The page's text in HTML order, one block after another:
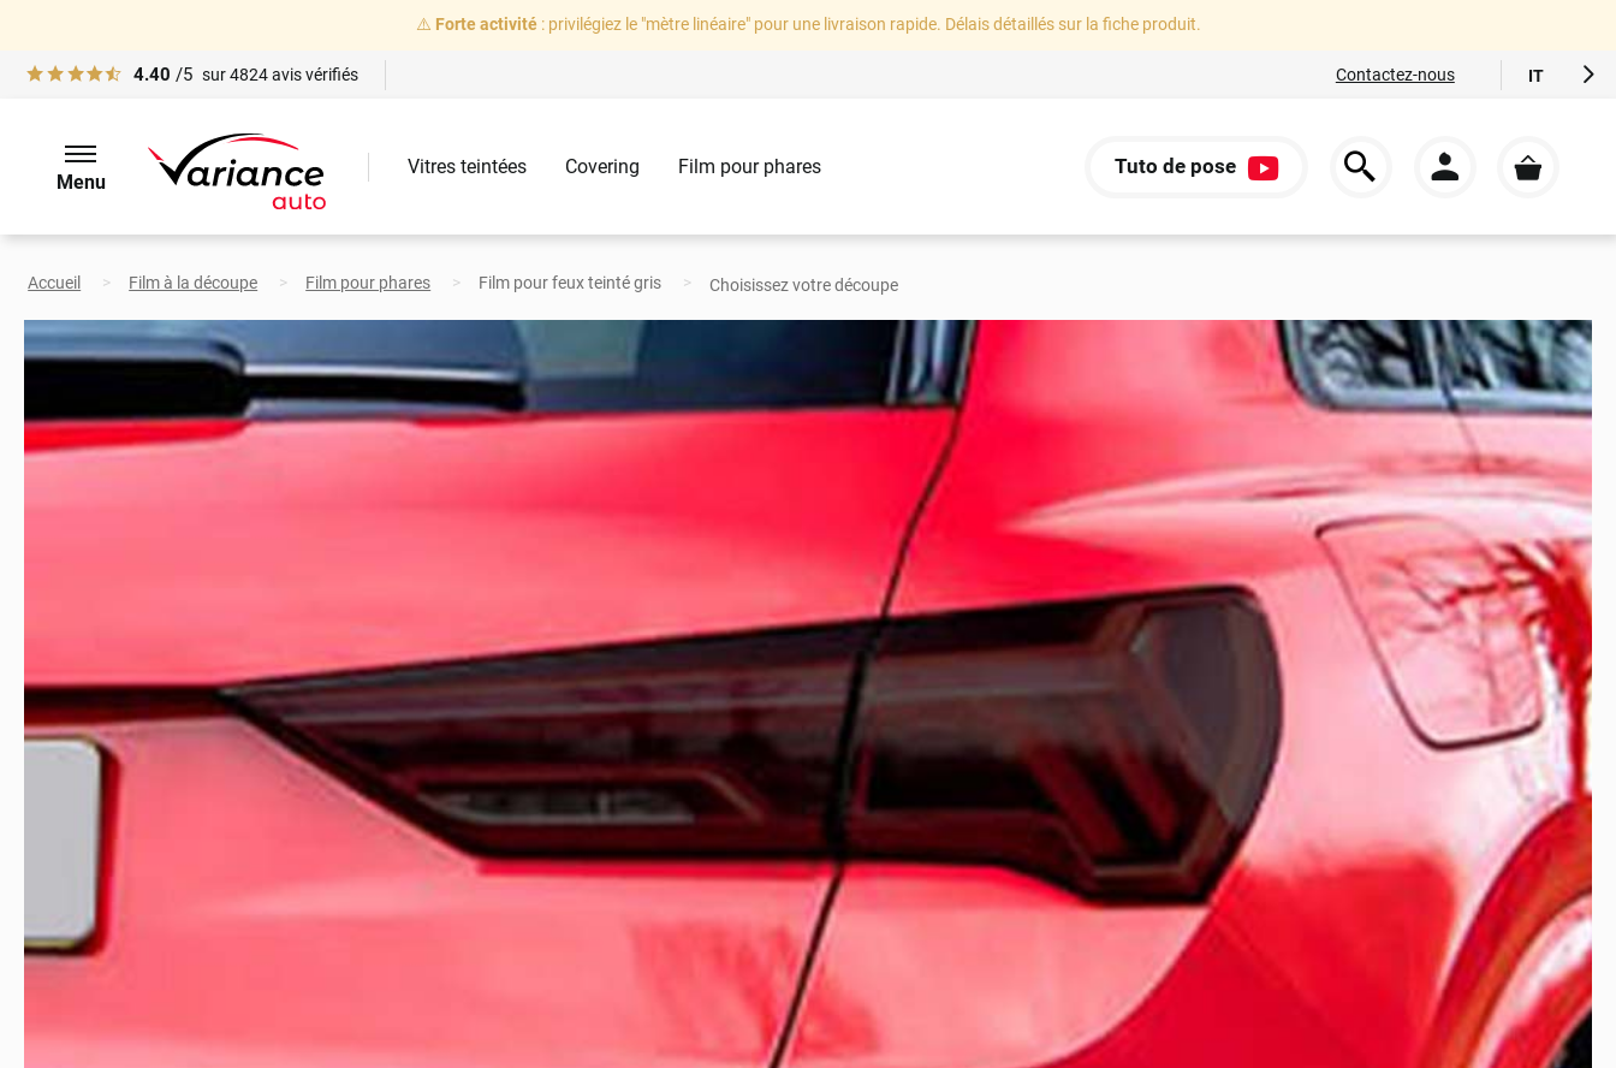
⚠️ Forte activité: privilégiez le "mètre linéaire" pour une livraison rapide. Délais détaillés sur la fiche produit.
4.40 /5 sur4824avis vérifiés Contactez-nous IT
Menu
Vitres teintées Covering Film pour phares Tuto de pose
Accueil Film à la découpe Film pour phares Film pour feux teinté gris Choisissez votre découpe